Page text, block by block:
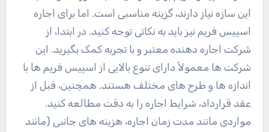
این سازه نیاز دارند، گزینه مناسبی است. اما برای اجاره
اسپیس فریم نیز باید به نکاتی توجه کنید. در ابتدا، از
شرکت اجاره دهنده معتبر و با تجربه کمک بگیرید. این
شرکت ها معمولاً دارای تنوع بالایی از اسپیس فریم ها با
اندازه ها و طرح های مختلف هستند. همچنین، قبل از
عقد قرارداد، شرایط اجاره را به دقت مطالعه کنید.
مواردی مانند مدت زمان اجاره، هزینه های جانبی (مانند